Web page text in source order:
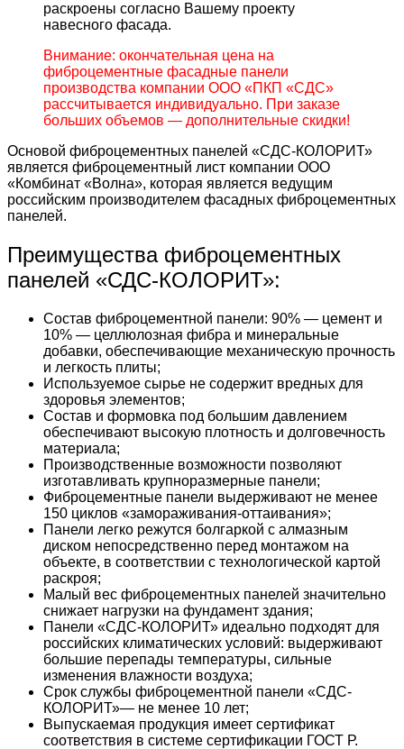
раскроены согласно Вашему проекту
навесного фасада.
Внимание: окончательная цена на
фиброцементные фасадные панели
производства компании ООО «ПКП «СДС»
рассчитывается индивидуально. При заказе
больших объемов — дополнительные скидки!
Основой фиброцементных панелей «СДС-КОЛОРИТ»
является фиброцементный лист компании ООО
«Комбинат «Волна», которая является ведущим
российским производителем фасадных фиброцементных
панелей.
Преимущества фиброцементных
панелей «СДС-КОЛОРИТ»:
Состав фиброцементной панели: 90% — цемент и
10% — целлюлозная фибра и минеральные
добавки, обеспечивающие механическую прочность
и легкость плиты;
Используемое сырье не содержит вредных для
здоровья элементов;
Состав и формовка под большим давлением
обеспечивают высокую плотность и долговечность
материала;
Производственные возможности позволяют
изготавливать крупноразмерные панели;
Фиброцементные панели выдерживают не менее
150 циклов «замораживания-оттаивания»;
Панели легко режутся болгаркой с алмазным
диском непосредственно перед монтажом на
объекте, в соответствии с технологической картой
раскроя;
Малый вес фиброцементных панелей значительно
снижает нагрузки на фундамент здания;
Панели «СДС-КОЛОРИТ» идеально подходят для
российских климатических условий: выдерживают
большие перепады температуры, сильные
изменения влажности воздуха;
Срок службы фиброцементной панели «СДС-
КОЛОРИТ»— не менее 10 лет;
Выпускаемая продукция имеет сертификат
соответствия в системе сертификации ГОСТ Р.